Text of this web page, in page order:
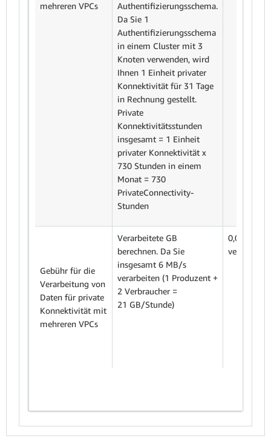
mehreren VPCs
Authentifizierungsschema.
Da Sie 1
Authentifizierungsschema
in einem Cluster mit 3
Knoten verwenden, wird
Ihnen 1 Einheit privater
Konnektivität für 31 Tage
in Rechnung gestellt.
Private
Konnektivitätsstunden
insgesamt = 1 Einheit
privater Konnektivität x
730 Stunden in einem
Monat = 730
PrivateConnectivity-
Stunden
Gebühr für die
Verarbeitung von
Daten für private
Konnektivität mit
mehreren VPCs
Verarbeitete GB
berechnen. Da Sie
insgesamt 6 MB/s
verarbeiten (1 Produzent +
2 Verbraucher =
21 GB/Stunde)
0,0059